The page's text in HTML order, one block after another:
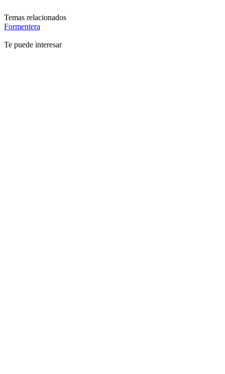
Temas relacionados
Formentera
Te puede interesar